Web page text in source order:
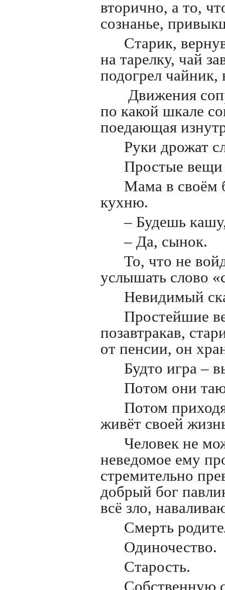
вторично, а то,
сознанье,
Старик,
на тарелку, чай
подогрел
Движения
по какой шкале
поедающая
Руки дрожат
Простые вещи
Мама в своём
кухню.
– Будешь
– Да, сынок.
То, что не
услышать слово
Невидимый
Простейшие
позавтракав,
от пенсии, он
Будто игра –
Потом они
Потом
живёт своей
Человек не
неведомое ему
стремительно
добрый бог
всё зло,
Смерть
Одиночество.
Старость.